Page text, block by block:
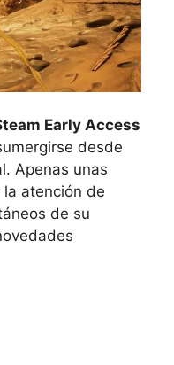
Early Access
desde
Apenas unas
atención de
de su